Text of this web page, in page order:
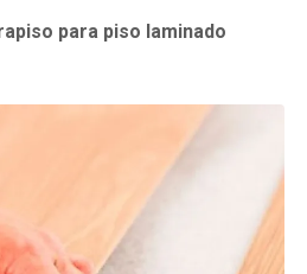
para piso laminado